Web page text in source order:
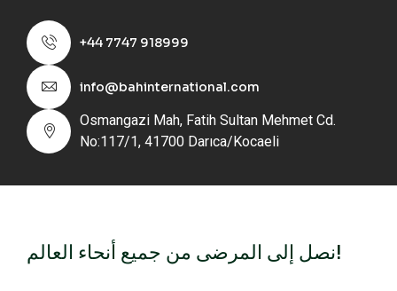
+44 7747 918999
info@bahinternational.com
Osmangazi Mah, Fatih Sultan Mehmet Cd.
No:117/1, 41700 Darıca/Kocaeli
نصل إلى المرضى من جميع أنحاء العالم!